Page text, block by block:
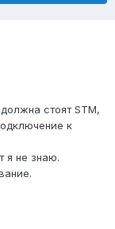
стоят STM,
к
я не знаю.